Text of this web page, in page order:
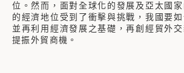
位。然而，面對全球化的發展及亞太國
的經濟地位受到了衝擊與挑戰，我國要如
並再利用經濟發展之基礎，再創經貿外
提振外貿商機。